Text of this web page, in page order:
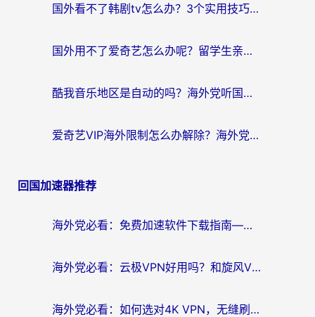
国外看不了韩剧tv怎么办？3个实用技巧解决海外追剧难题（附书旗小说&社保查询攻略）
国外用不了爱奇艺怎么办呢？留学生亲测有效的回国加速方案
酷我音乐地区是自动的吗？海外党听国内音乐看视频的真实解决方案
爱奇艺VIP海外限制怎么办解除？海外党追剧看片的终极解决方案
回国加速器推荐
海外党必看：免费加速软件下载指南——无缝访问国内资源的正确打开方式
海外党必看：云极VPN好用吗？和旋风VPN对比哪个回国效果更好？附真实体验+选择攻略
海外党必看：如何选对4K VPN，无缝刷国内剧听网易云？